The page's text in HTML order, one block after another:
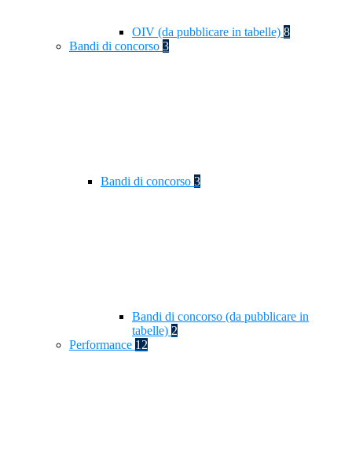
OIV (da pubblicare in tabelle) 8
Bandi di concorso 3
Bandi di concorso 3
Bandi di concorso (da pubblicare in
tabelle) 2
Performance 12